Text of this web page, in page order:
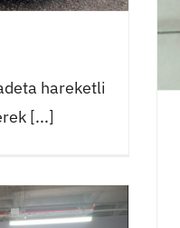
hareketli
[...]